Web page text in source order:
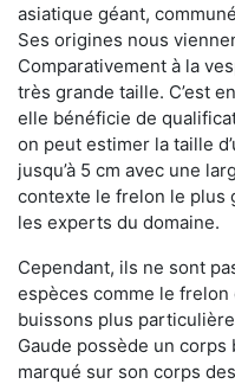
asiatique géant,
Ses origines nous
Comparativement à la
très grande taille. C’est
elle bénéficie de
on peut estimer la taille
jusqu’à 5 cm avec une
contexte le frelon le plus
les experts du domaine.
Cependant, ils ne sont
espèces comme le frelon
buissons plus
Gaude possède un
marqué sur son corps